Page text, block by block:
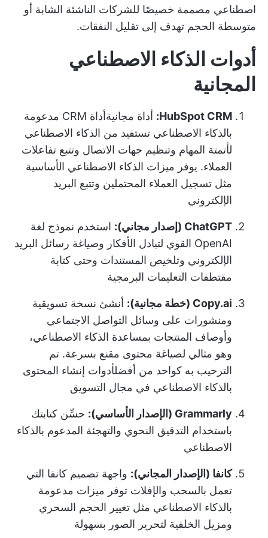
اصطناعي مصممة خصيصًا للشركات الناشئة الشابة أو
متوسطة الحجم تهدف إلى تقليل النفقات.
أدوات الذكاء الاصطناعي
المجانية
HubSpot CRM: أداة مجانية
أداة CRM مدعومة
بالذكاء الاصطناعي تستفيد من الذكاء الاصطناعي
لأتمتة المهام وتنظيم جهات الاتصال وتتبع تفاعلات
العملاء. يوفر ميزات الذكاء الاصطناعي الأساسية
مثل تسجيل العملاء المحتملين وتتبع البريد
الإلكتروني
ChatGPT (إصدار مجاني):
استخدم نموذج لغة
OpenAI القوي لتبادل الأفكار وصياغة رسائل البريد
الإلكتروني وتلخيص المستندات وحتى كتابة
مقتطفات التعليمات البرمجية
Copy.ai (خطة مجانية):
أنشئ نسخة تسويقية
ومنشورات على وسائل التواصل الاجتماعي
وأوصاف المنتجات بمساعدة الذكاء الاصطناعي،
وهو مثالي لصياغة محتوى مقنع بسرعة. تم
الترحيب به كواحد من أفضلأدوات إنشاء المحتوى
بالذكاء الاصطناعي في مجال التسويق
Grammarly (الإصدار الأساسي):
حسِّن كتابتك
باستخدام التدقيق النحوي والتهجئة المدعوم بالذكاء
الاصطناعي
كانفا (الإصدار المجاني): واجهة تصميم كانفا التي
تعمل بالسحب والإفلات توفر ميزات مدعومة
بالذكاء الاصطناعي مثل تغيير الحجم السحري
ومزيل الخلفية لتحرير الصور بسهولة